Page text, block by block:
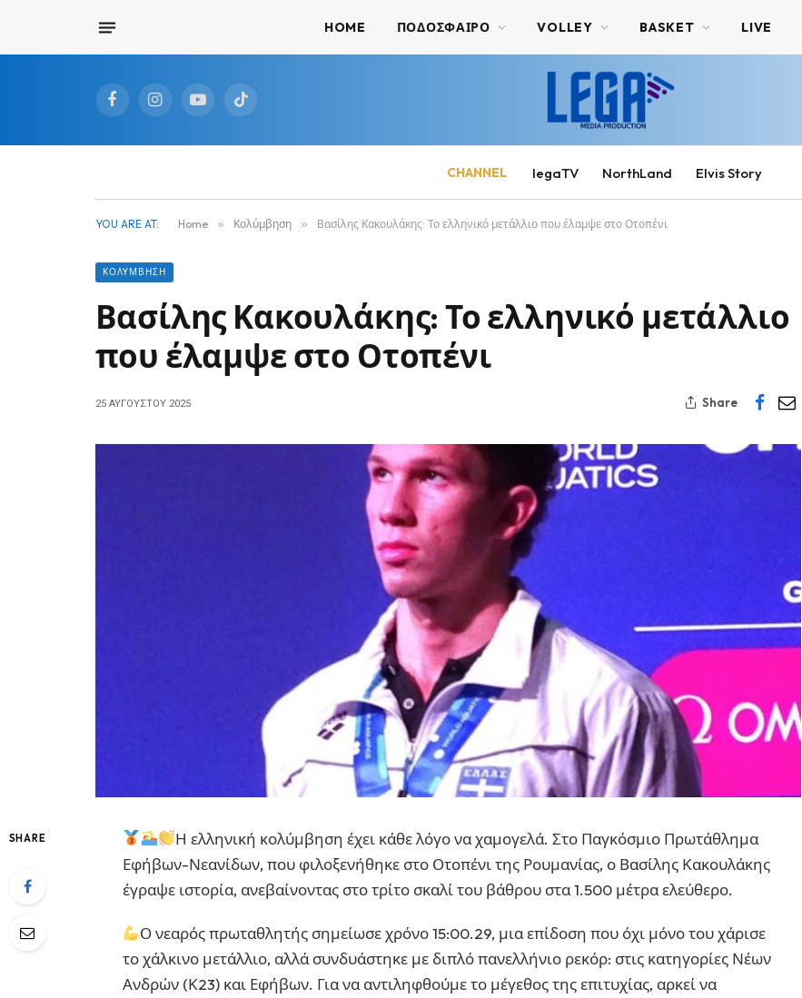
HOME ΠΟΔΟΣΦΑΙΡΟ VOLLEY BASKET LIVE
FacebookInstagramYouTubeTikTok
CHANNEL legaTV NorthLand Elvis Story
YOU ARE AT: Home » Κολύμβηση » Βασίλης Κακουλάκης: Το ελληνικό μετάλλιο που έλαμψε στο Οτοπένι
ΚΟΛΎΜΒΗΣΗ
Βασίλης Κακουλάκης: Το ελληνικό μετάλλιο
που έλαμψε στο Οτοπένι
25 ΑΥΓΟΎΣΤΟΥ 2025 Share
SHARE
Η ελληνική κολύμβηση έχει κάθε λόγο να χαμογελά. Στο Παγκόσμιο Πρωτάθλημα
Εφήβων-Νεανίδων, που φιλοξενήθηκε στο Οτοπένι της Ρουμανίας, ο Βασίλης Κακουλάκης
έγραψε ιστορία, ανεβαίνοντας στο τρίτο σκαλί του βάθρου στα 1.500 μέτρα ελεύθερο.
Ο νεαρός πρωταθλητής σημείωσε χρόνο 15:00.29, μια επίδοση που όχι μόνο του χάρισε
το χάλκινο μετάλλιο, αλλά συνδυάστηκε με διπλό πανελλήνιο ρεκόρ: στις κατηγορίες Νέων
Ανδρών (Κ23) και Εφήβων. Για να αντιληφθούμε το μέγεθος της επιτυχίας, αρκεί να